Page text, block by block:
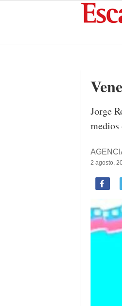
Jorge
medios
2 agosto,